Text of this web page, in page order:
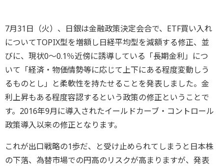
7月31日（火）、日銀は金融政策決定会合で、ETF買い入れ
についてTOPIX型を増額し日経平均型を減額する修正、並
びに、現状0～0.1％近傍に誘導している「長期金利」につ
いて「経済・物価情勢等に応じて上下にある程度変動しう
るものとし」と柔軟性を持たせることを発表しました。金
利上昇もある程度容認するという政策の修正ということで
す。2016年9月に導入されたイールドカーブ・コントロール
政策導入以来の修正となります。
これが出口戦略の1歩だ、と受け止められてしまうと日本株
の下落、為替市場での円高のリスクが高まりますが、発表